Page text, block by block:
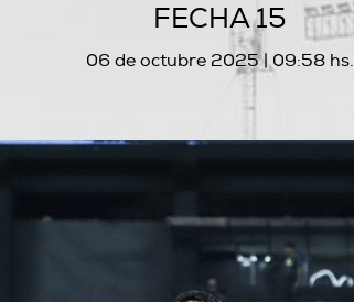
FECHA 15
06 de octubre 2025 | 09:58 hs.